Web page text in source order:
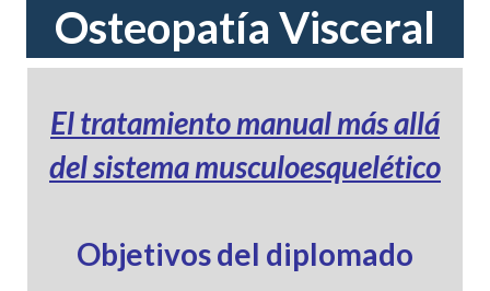
Osteopatía Visceral
El tratamiento manual más allá
del sistema musculoesquelético
Objetivos del diplomado